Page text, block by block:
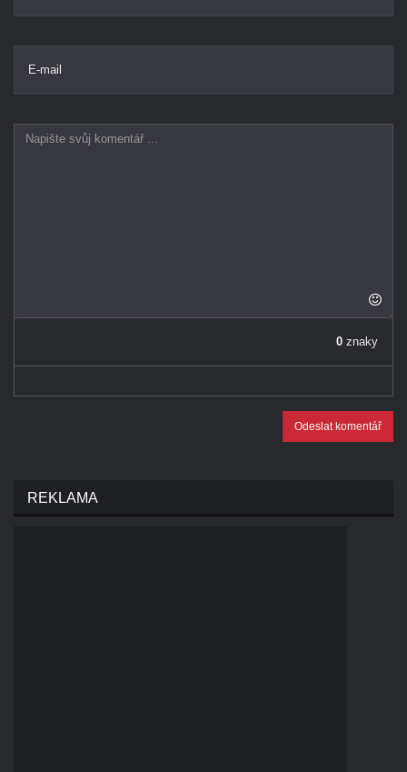
E-mail
0 znaky
Odeslat komentář
REKLAMA